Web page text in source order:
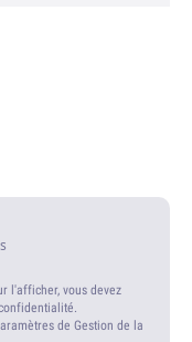
l'afficher, vous devez
de Gestion de la